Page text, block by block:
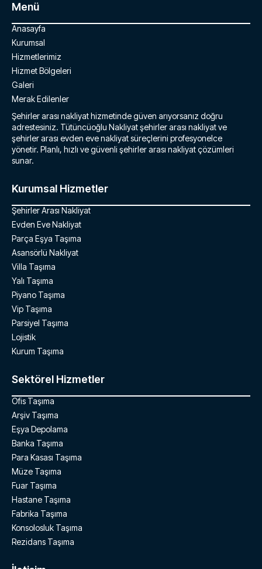
Menü
Anasayfa
Kurumsal
Hizmetlerimiz
Hizmet Bölgeleri
Galeri
Merak Edilenler
Şehirler arası nakliyat hizmetinde güven arıyorsanız doğru
adrestesiniz. Tütüncüoğlu Nakliyat şehirler arası nakliyat ve
şehirler arası evden eve nakliyat süreçlerini profesyonelce
yönetir. Planlı, hızlı ve güvenli şehirler arası nakliyat çözümleri
sunar.
Kurumsal Hizmetler
Şehirler Arası Nakliyat
Evden Eve Nakliyat
Parça Eşya Taşıma
Asansörlü Nakliyat
Villa Taşıma
Yalı Taşıma
Piyano Taşıma
Vip Taşıma
Parsiyel Taşıma
Lojistik
Kurum Taşıma
Sektörel Hizmetler
Ofis Taşıma
Arşiv Taşıma
Eşya Depolama
Banka Taşıma
Para Kasası Taşıma
Müze Taşıma
Fuar Taşıma
Hastane Taşıma
Fabrika Taşıma
Konsolosluk Taşıma
Rezidans Taşıma